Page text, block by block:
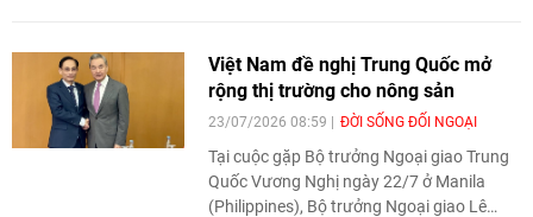
Philippines. Hai bên trao đổi các biện pháp
thúc đẩy quan hệ song phương, trong đó
nhấn mạnh mục tiêu sớm đạt thỏa thuận
thương mại đối ứng, công bằng và cân
bằng.
Việt Nam đề nghị Trung Quốc mở
rộng thị trường cho nông sản
23/07/2026 08:59 ĐỜI SỐNG ĐỐI NGOẠI
Tại cuộc gặp Bộ trưởng Ngoại giao Trung
Quốc Vương Nghị ngày 22/7 ở Manila
(Philippines), Bộ trưởng Ngoại giao Lê